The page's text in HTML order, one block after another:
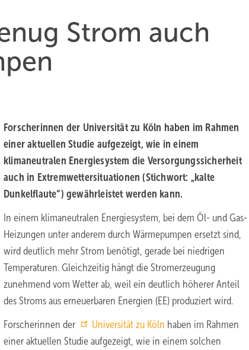
Strom auch
Forscherinnen der Universität zu Köln haben im Rahmen
einer aktuellen Studie aufgezeigt, wie in einem
klimaneutralen Energiesystem die Versorgungssicherheit
auch in Extremwettersituationen (Stichwort: „kalte
Dunkelflaute“) gewährleistet werden kann.
In einem klimaneutralen Energiesystem, bei dem Öl- und Gas-
Heizungen unter anderem durch Wärmepumpen ersetzt sind,
wird deutlich mehr Strom benötigt, gerade bei niedrigen
Temperaturen. Gleichzeitig hängt die Stromerzeugung
zunehmend vom Wetter ab, weil ein deutlich höherer Anteil
des Stroms aus erneuerbaren Energien (EE) produziert wird.
Forscherinnen der
Universität zu Köln haben im Rahmen
einer aktuellen Studie aufgezeigt, wie in einem solchen